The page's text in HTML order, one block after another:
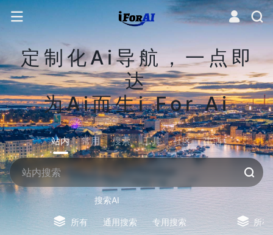
定制化Ai导航，一点即
达
为Ai而生i For Ai
站内 常用 搜索 工具 社区 生活
搜索AI
所有 通用搜索 专用搜索 所有